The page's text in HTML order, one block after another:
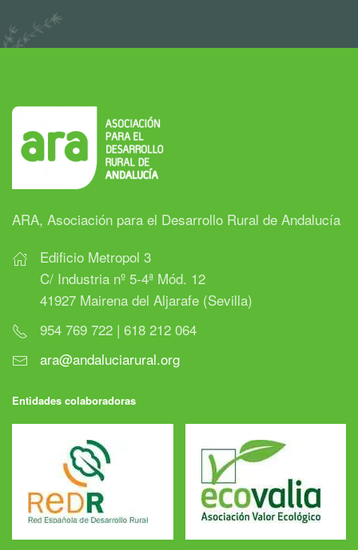
ARA, Asociación para el Desarrollo Rural de Andalucía
Edificio Metropol 3
C/ Industria nº 5-4ª Mód. 12
41927 Mairena del Aljarafe (Sevilla)
954 769 722 | 618 212 064
ara@andaluciarural.org
Entidades colaboradoras